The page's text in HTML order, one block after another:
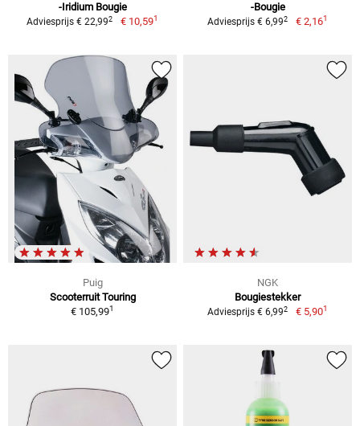
-Iridium Bougie
Adviesprijs € 22,992 € 10,591
-Bougie
Adviesprijs € 6,992 € 2,161
Puig
Scooterruit Touring
€ 105,991
NGK
Bougiestekker
Adviesprijs € 6,992 € 5,901